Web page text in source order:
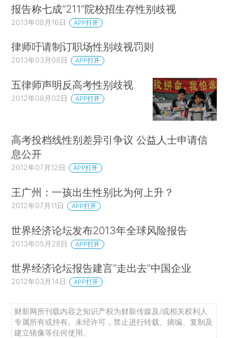
报告称七成“211”院校招生存性别歧视
2013年08月16日 APP打开
律师吁请制订职场性别歧视罚则
2013年03月08日 APP打开
五律师声明反高考性别歧视
2012年08月02日 APP打开
高考投档线性别差异引争议 公益人士申请信
息公开
2012年07月12日 APP打开
王广州：一孩出生性别比为何上升？
2012年07月11日 APP打开
世界经济论坛发布2013年全球风险报告
2013年05月28日 APP打开
世界经济论坛报告建言“走出去”中国企业
2012年03月14日 APP打开
财新网所刊载内容之知识产权为财新传媒及/或相关权利人
专属所有或持有。未经许可，禁止进行转载、摘编、复制及
建立镜像等任何使用。